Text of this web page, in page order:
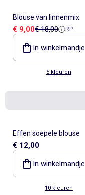
Blouse van linnenmix
Verkoopprijs
€ 9,00Referentieprijs
€ 18,00 RP
In winkelmandje
5 kleuren
Effen soepele blouse
€ 12,00
In winkelmandje
10 kleuren